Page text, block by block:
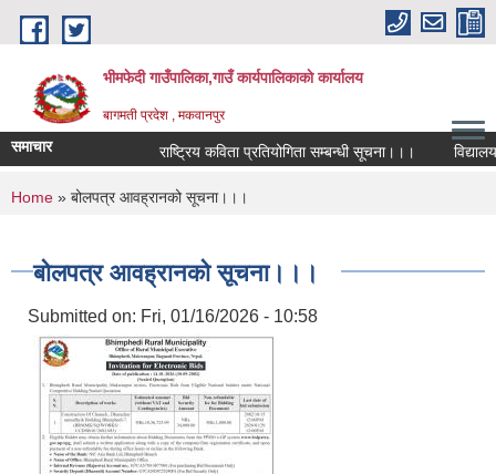
Skip to main content
भीमफेदी गाउँपालिका,गाउँ कार्यपालिकाकाे कार्यालय
बागमती प्रदेश , मकवानपुर
समाचार राष्ट्रिय कविता प्रतियोगिता सम्बन्धी सूचना।।। विद्यालय
You are here
Home » बोलपत्र आवह्रानको सूचना।।।
बोलपत्र आवह्रानको सूचना।।।
Submitted on: Fri, 01/16/2026 - 10:58